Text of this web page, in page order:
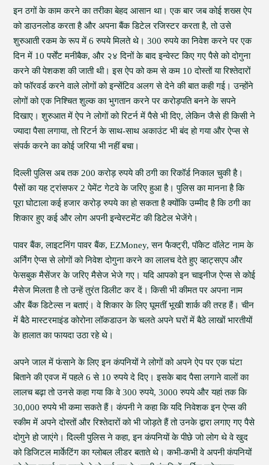
इन ठगों के काम करने का तरीका बेहद आसान था। एक बार जब कोई शख्स ऐप
को डाउनलोड करता है और अपना बैंक डिटेल रजिस्टर करता है, तो उसे
शुरुआती रकम के रूप में 6 रुपये मिलते थे। 300 रुपये का निवेश करने पर एक
दिन में 10 पर्सेंट मनीबैक, और २४ दिनों के बाद इन्वेस्ट किए गए पैसे को दोगुना
करने की पेशकश की जाती थी। इस ऐप को कम से कम 10 दोस्तों या रिश्तेदारों
को फॉरवर्ड करने वाले लोगों को इन्सेंटिव अलग से देने की बात कही गई। उन्होंने
लोगों को एक निश्चित शुल्क का भुगतान करने पर करोड़पति बनने के सपने
दिखाए। शुरुआत में ऐप ने लोगों को रिटर्न में पैसे भी दिए, लेकिन जैसे ही किसी ने
ज्यादा पैसा लगाया, तो रिटर्न के साथ-साथ अकाउंट भी बंद हो गया और ऐप्स से
संपर्क करने का कोई जरिया भी नहीं बचा।
दिल्ली पुलिस अब तक 200 करोड़ रुपये की ठगी का रिकॉर्ड निकाल चुकी है।
पैसों का यह ट्रांसफर 2 पेमेंट गेटवे के जरिए हुआ है। पुलिस का मानना है कि
पूरा घोटाला कई हजार करोड़ रुपये का हो सकता है क्योंकि उम्मीद है कि ठगी का
शिकार हुए कई और लोग अपनी इन्वेस्टमेंट की डिटेल भेजेंगे।
पावर बैंक, लाइटनिंग पावर बैंक, EZMoney, सन फैक्ट्री, पॉकेट वॉलेट नाम के
अर्निंग ऐप्स से लोगों को निवेश दोगुना करने का लालच देते हुए व्हाट्सएप और
फेसबुक मैसेंजर के जरिए मैसेज भेजे गए। यदि आपको इन चाइनीज ऐप्स से कोई
मैसेज मिलता है तो उन्हें तुरंत डिलीट कर दें। किसी भी कीमत पर अपना नाम
और बैंक डिटेल्स न बताएं। वे शिकार के लिए घूमतीं भूखी शार्क की तरह हैं। चीन
में बैठे मास्टरमाइंड कोरोना लॉकडाउन के चलते अपने घरों में बैठे लाखों भारतीयों
के हालात का फायदा उठा रहे थे।
अपने जाल में फंसाने के लिए इन कंपनियों ने लोगों को अपने ऐप पर एक घंटा
बिताने की एवज में पहले 6 से 10 रुपये दे दिए। इसके बाद पैसा लगाने वालों का
लालच बढ़ा तो उनसे कहा गया कि वे 300 रुपये, 3000 रुपये और यहां तक कि
30,000 रुपये भी कमा सकते हैं। कंपनी ने कहा कि यदि निवेशक इन ऐप्स की
स्कीम में अपने दोस्तों और रिश्तेदारों को भी जोड़ते हैं तो उनके द्वारा लगाए गए पैसे
दोगुने हो जाएंगे। दिल्ली पुलिस ने कहा, इन कंपनियों के पीछे जो लोग थे वे खुद
को डिजिटल मार्केटिंग का ग्लोबल लीडर बताते थे। कभी-कभी वे अपनी कंपनियों